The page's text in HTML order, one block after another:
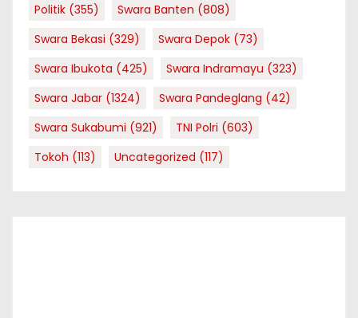
Politik (355) Swara Banten (808)
Swara Bekasi (329) Swara Depok (73)
Swara Ibukota (425) Swara Indramayu (323)
Swara Jabar (1324) Swara Pandeglang (42)
Swara Sukabumi (921) TNI Polri (603)
Tokoh (113) Uncategorized (117)